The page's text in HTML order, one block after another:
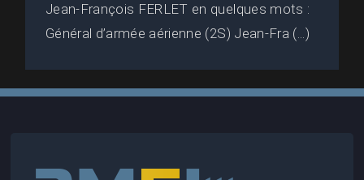
Jean-François FERLET en quelques mots :
Général d’armée aérienne (2S) Jean-Fra (...)